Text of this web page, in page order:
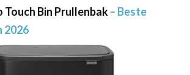
Touch Bin Prullenbak– Beste
2026